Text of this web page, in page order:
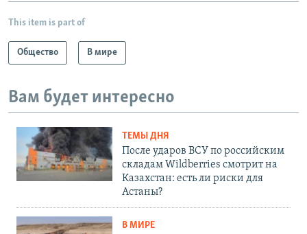
This item is part of
Общество В мире
Вам будет интересно
ТЕМЫ ДНЯ
После ударов ВСУ по российским
складам Wildberries смотрит на
Казахстан: есть ли риски для
Астаны?
В МИРЕ